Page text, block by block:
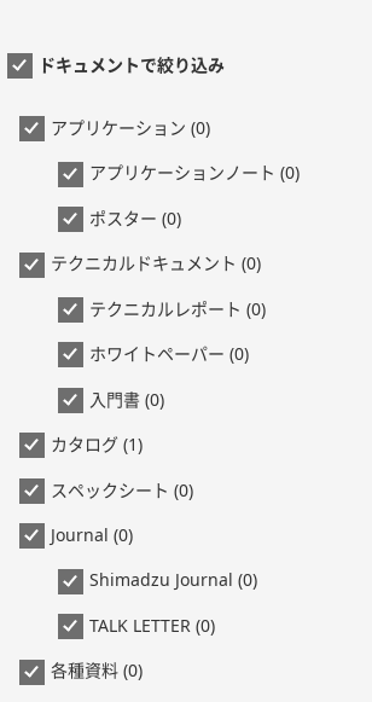
ドキュメントで絞り込み
アプリケーション (0)
アプリケーションノート (0)
ポスター (0)
テクニカルドキュメント (0)
テクニカルレポート (0)
ホワイトペーパー (0)
入門書 (0)
カタログ (1)
スペックシート (0)
Journal (0)
Shimadzu Journal (0)
TALK LETTER (0)
各種資料 (0)